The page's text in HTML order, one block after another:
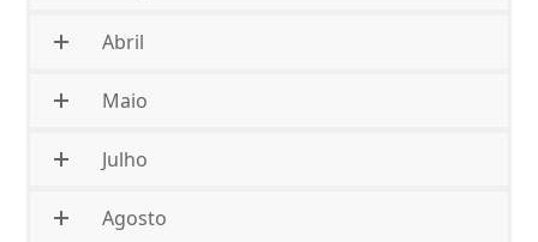
Abril
Maio
Julho
Agosto